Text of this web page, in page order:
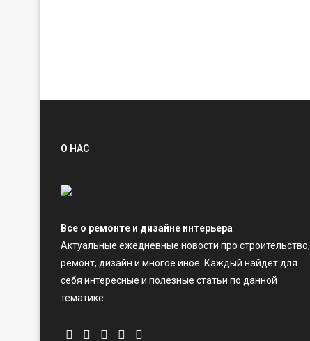
О НАС
Все о ремонте и дизайне интерьера
Актуальные ежедневные новости про строительство,
ремонт, дизайн и многое иное. Каждый найдет для
себя интересные и полезные статьи по данной
тематике